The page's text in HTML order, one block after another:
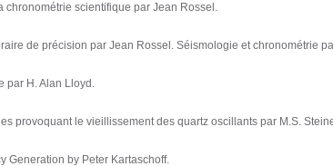
chronométrie scientifique par Jean Rossel.
de précision par Jean Rossel. Séismologie et chronométrie
par H. Alan Lloyd.
provoquant le vieillissement des quartz oscillants par M.S.
Generation by Peter Kartaschoff.